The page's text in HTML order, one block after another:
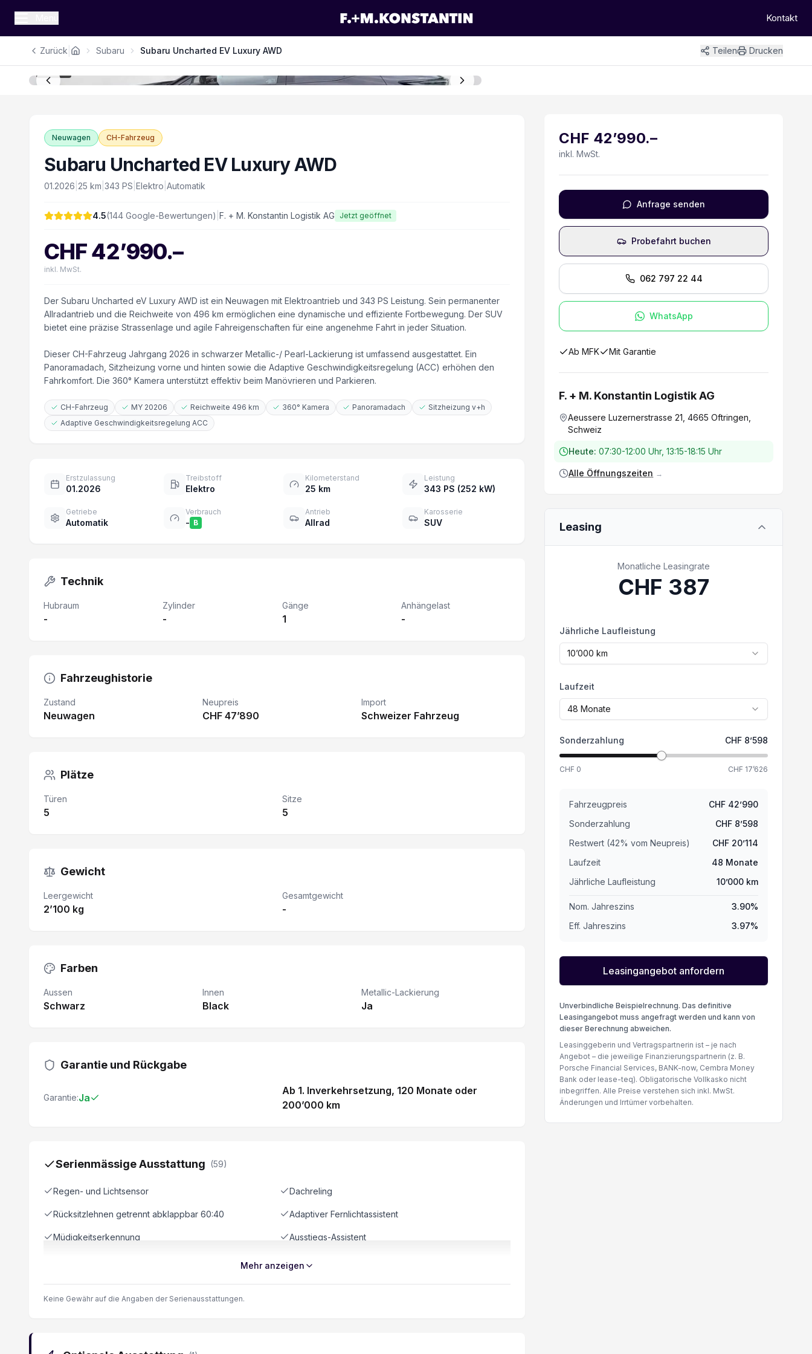
Kontakt
Zurück Subaru Subaru Uncharted EV Luxury AWD Teilen
Drucken
1/16
Neuwagen CH-Fahrzeug
Subaru Uncharted EV Luxury AWD
01.2026 25 km 343 PS Elektro Automatik
4.5(144 Google-Bewertungen) F. + M. Konstantin Logistik AG Jetzt geöffnet
CHF42’990.–
inkl. MwSt.
Der Subaru Uncharted eV Luxury AWD ist ein Neuwagen mit Elektroantrieb und 343 PS Leistung. Sein permanenter
Allradantrieb und die Reichweite von 496 km ermöglichen eine dynamische und effiziente Fortbewegung. Der SUV
bietet eine präzise Strassenlage und agile Fahreigenschaften für eine angenehme Fahrt in jeder Situation.
Dieser CH-Fahrzeug Jahrgang 2026 in schwarzer Metallic-/ Pearl-Lackierung ist umfassend ausgestattet. Ein
Panoramadach, Sitzheizung vorne und hinten sowie die Adaptive Geschwindigkeitsregelung (ACC) erhöhen den
Fahrkomfort. Die 360° Kamera unterstützt effektiv beim Manövrieren und Parkieren.
CH-Fahrzeug MY 20206 Reichweite 496 km 360° Kamera Panoramadach
Sitzheizung v+h
Adaptive Geschwindigkeitsregelung ACC
Erstzulassung
01.2026
Treibstoff
Elektro
Kilometerstand
25 km
Leistung
343 PS (252 kW)
Getriebe
Automatik
Verbrauch
- B
Antrieb
Allrad
Karosserie
SUV
Technik
Hubraum
-
Zylinder
-
Gänge
1
Anhängelast
-
Fahrzeughistorie
Zustand
Neuwagen
Neupreis
CHF 47’890
Import
Schweizer Fahrzeug
Plätze
Türen
5
Sitze
5
Gewicht
Leergewicht
2’100 kg
Gesamtgewicht
-
Farben
Aussen
Schwarz
Innen
Black
Metallic-Lackierung
Ja
Garantie und Rückgabe
Garantie:Ja
Ab 1. Inverkehrsetzung, 120 Monate oder
200’000 km
Serienmässige Ausstattung (59)
Regen- und Lichtsensor Dachreling
Rücksitzlehnen getrennt abklappbar 60:40 Adaptiver Fernlichtassistent
Müdigkeitserkennung Ausstiegs-Assistent
Center Airbag vorne Kopfairbag vorne und hinten
Aussenspiegel elektrisch verstellbar/ heizbar und
Lenkrad verstellbar
Mehr anzeigen
Keine Gewähr auf die Angaben der Serienausstattungen.
CHF 42’990.–
inkl. MwSt.
Anfrage senden
Probefahrt buchen
062 797 22 44
WhatsApp
Ab MFK Mit Garantie
F. + M. Konstantin Logistik AG
Aeussere Luzernerstrasse 21, 4665 Oftringen,
Schweiz
Heute:07:30-12:00 Uhr, 13:15-18:15 Uhr
Alle Öffnungszeiten →
Leasing
Monatliche Leasingrate
CHF 387
Jährliche Laufleistung
10’000 km
Laufzeit
48 Monate
Sonderzahlung CHF 8’598
CHF 0 CHF 17’626
Fahrzeugpreis CHF 42’990
Sonderzahlung
CHF 8’598
Restwert (42% vom Neupreis) CHF 20’114
Laufzeit
48 Monate
Jährliche Laufleistung
10’000km
Nom. Jahreszins 3.90%
Eff. Jahreszins
3.97%
Leasingangebot anfordern
Unverbindliche Beispielrechnung. Das definitive
Leasingangebot muss angefragt werden und kann von
dieser Berechnung abweichen.
Leasinggeberin und Vertragspartnerin ist – je nach
Angebot – die jeweilige Finanzierungspartnerin (z. B.
Porsche Financial Services, BANK-now, Cembra Money
Bank oder lease-teq). Obligatorische Vollkasko nicht
inbegriffen. Alle Preise verstehen sich inkl. MwSt.
Änderungen und Irrtümer vorbehalten.